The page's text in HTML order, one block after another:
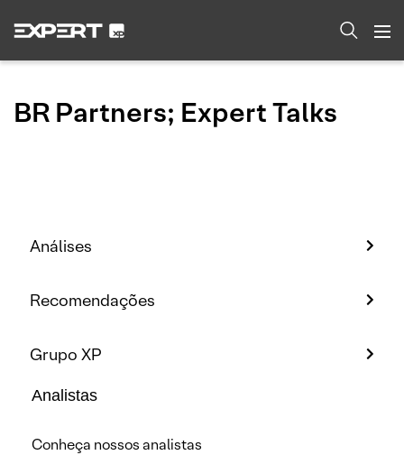
BR Partners; Expert Talks
Análises
Recomendações
Grupo XP
Analistas
Conheça nossos analistas